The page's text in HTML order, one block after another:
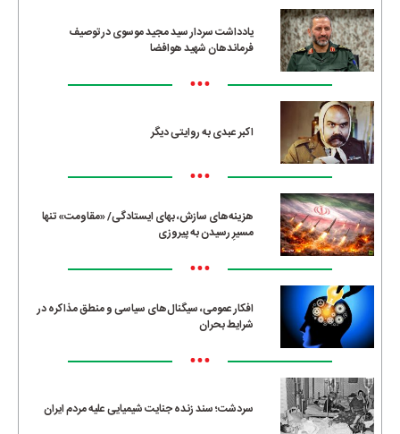
یادداشت سردار سید مجید موسوی در توصیف
فرماندهان شهید هوافضا
•••
اکبر عبدی به روایتی دیگر
•••
هزینه‌های سازش، بهای ایستادگی/ «مقاومت» تنها
مسیرِ رسیدن به پیروزی
•••
افکار عمومی، سیگنال‌های سیاسی و منطق مذاکره در
شرایط بحران
•••
سردشت؛ سند زنده جنایت شیمیایی علیه مردم ایران